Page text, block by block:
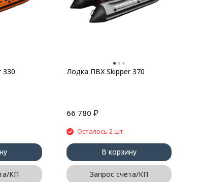
330
КП
Лодка ПВХ Skipper 370
66 780 ₽
Осталось 2 шт.
В корзину
Запрос счёта/КП